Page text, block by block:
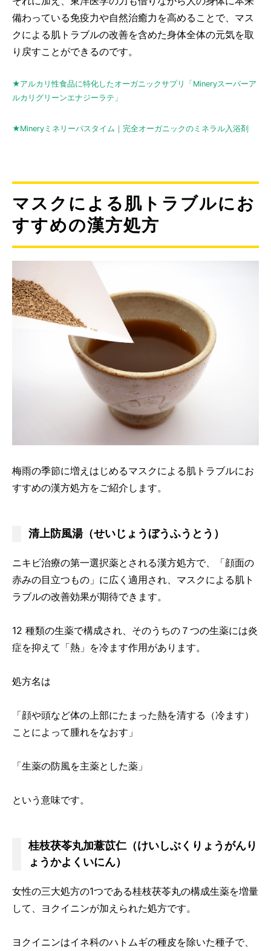
備わっている免疫力や自然治癒力を高めることで、マス
クによる肌トラブルの改善を含めた身体全体の元気を取
り戻すことができるのです。
★アルカリ性食品に特化したオーガニックサプリ「Mineryスーパーア
ルカリグリーンエナジーラテ」
★Mineryミネリーバスタイム｜完全オーガニックのミネラル入浴剤
マスクによる肌トラブルにお
すすめの漢方処方
梅雨の季節に増えはじめるマスクによる肌トラブルにお
すすめの漢方処方をご紹介します。
清上防風湯（せいじょうぼうふうとう）
ニキビ治療の第一選択薬とされる漢方処方で、「顔面の
赤みの目立つもの」に広く適用され、マスクによる肌ト
ラブルの改善効果が期待できます。
12 種類の生薬で構成され、そのうちの７つの生薬には炎
症を抑えて「熱」を冷ます作用があります。
処方名は
「顔や頭など体の上部にたまった熱を清する（冷ます）
ことによって腫れをなおす」
「生薬の防風を主薬とした薬」
という意味です。
桂枝茯苓丸加薏苡仁（けいしぶくりょうがんり
ょうかよくいにん）
女性の三大処方の1つである桂枝茯苓丸の構成生薬を増量
して、ヨクイニンが加えられた処方です。
ヨクイニンはイネ科のハトムギの種皮を除いた種子で、